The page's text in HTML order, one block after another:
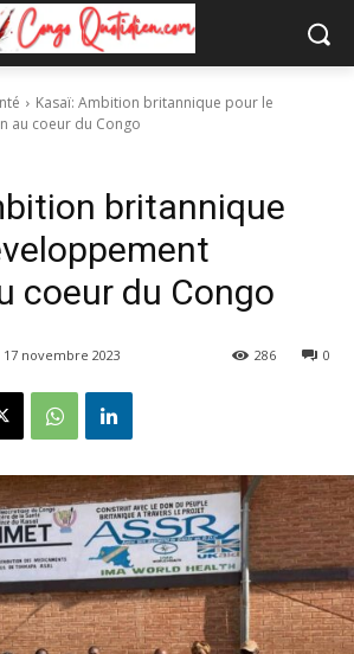
Kasaï: Ambition britannique pour le
au coeur du Congo
britannique
coeur du Congo
17 novembre 2023 0
286